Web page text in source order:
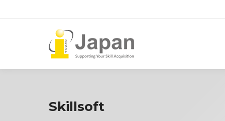
Skillsoft